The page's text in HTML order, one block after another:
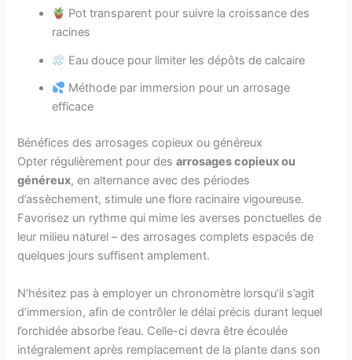
Pot transparent pour suivre la croissance des
racines
Eau douce pour limiter les dépôts de calcaire
Méthode par immersion pour un arrosage
efficace
Bénéfices des arrosages copieux ou généreux
Opter régulièrement pour desarrosages copieux ou
généreux, en alternance avec des périodes
d’assèchement, stimule une flore racinaire vigoureuse.
Favorisez un rythme qui mime les averses ponctuelles de
leur milieu naturel – des arrosages complets espacés de
quelques jours suffisent amplement.
N’hésitez pas à employer un chronomètre lorsqu’il s’agit
d’immersion, afin de contrôler le délai précis durant lequel
l’orchidée absorbe l’eau. Celle-ci devra être écoulée
intégralement après remplacement de la plante dans son